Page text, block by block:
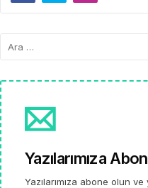
Yazılarımıza
Yazılarımıza abone olun